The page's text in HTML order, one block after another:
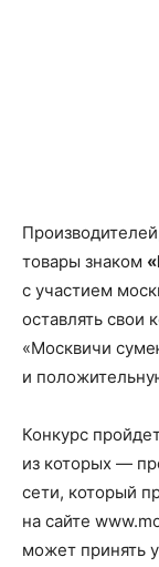
товары знаком
с участием
оставлять свои
«Москвичи
и
Конкурс
из которых —
сети, который
на сайте
может принять